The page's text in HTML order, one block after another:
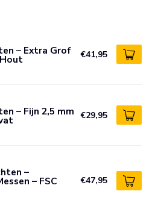
– Extra Grof
Hout €41,95
– Fijn 2,5 mm €29,95
–
– FSC €47,95